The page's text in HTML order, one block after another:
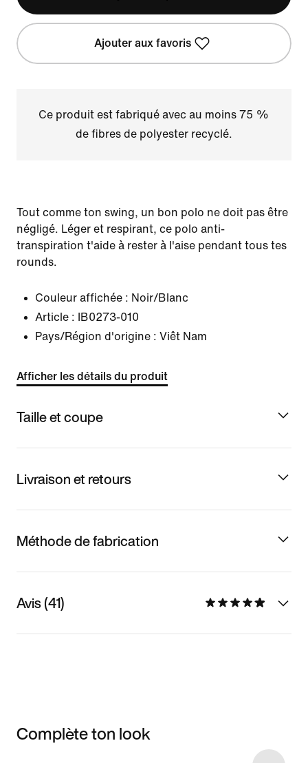
Ajouter aux favoris
Ce produit est fabriqué avec au moins 75 %
de fibres de polyester recyclé.
Tout comme ton swing, un bon polo ne doit pas être
négligé. Léger et respirant, ce polo anti-
transpiration t'aide à rester à l'aise pendant tous tes
rounds.
Couleur affichée : Noir/Blanc
Article :
IB0273-010
Pays/Région d'origine : Viêt Nam
Afficher les détails du produit
Taille et coupe
Livraison et retours
Méthode de fabrication
Avis (41)
Complète ton look